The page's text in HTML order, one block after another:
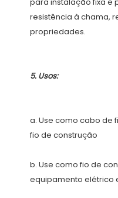
para instalação fixa e
resistência à chama,
5. Usos:
a. Use como cabo de
b. Use como fio de